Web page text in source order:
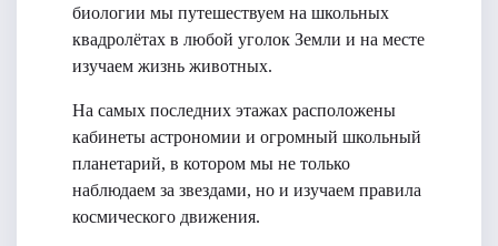
биологии мы путешествуем на школьных
квадролётах в любой уголок Земли и на месте
изучаем жизнь животных.
На самых последних этажах расположены
кабинеты астрономии и огромный школьный
планетарий, в котором мы не только
наблюдаем за звездами, но и изучаем правила
космического движения.